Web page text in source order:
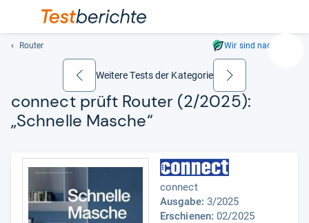
Router Wir sind nachhaltig
connect prüft Rou­ter (2/2025):
„Schnelle Masche“
zurück Weitere Tests der Kategorie weiter
connect
Ausgabe: 3/2025
Erschienen: 02/2025